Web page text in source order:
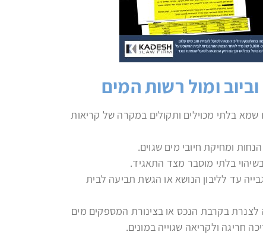
ומול רשות המים
שמא בלתי מכוילים ותקולים במקרה של קריאות
ומחיקת חיובי מים שגוים.
בלתי מוסבר מצד התאגיד.
עד לליבון הנושא או הגשת תביעה לבית
לצנרת בקרבת הנכס או בצינורת המספקים מים
חריגה ולקריאה שגוייה במונים.